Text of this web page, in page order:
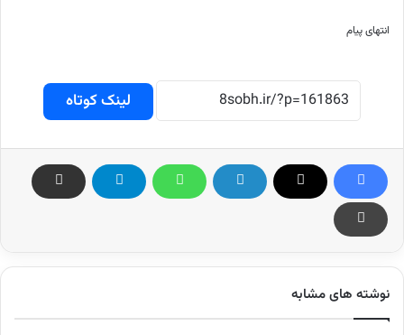
انتهای پیام
لینک کوتاه
نوشته های مشابه